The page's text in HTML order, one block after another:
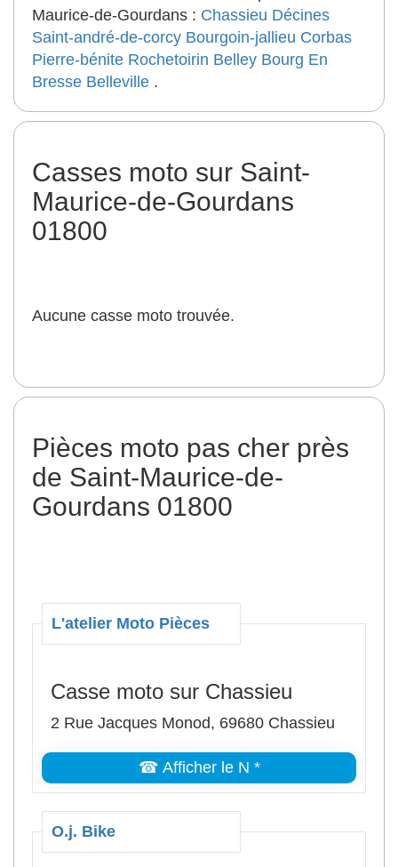
Maurice-de-Gourdans : Chassieu Décines
Saint-andré-de-corcy Bourgoin-jallieu Corbas
Pierre-bénite Rochetoirin Belley Bourg En
Bresse Belleville .
Casses moto sur Saint-
Maurice-de-Gourdans
01800
Aucune casse moto trouvée.
Pièces moto pas cher près
de Saint-Maurice-de-
Gourdans 01800
L'atelier Moto Pièces
Casse moto sur Chassieu
2 Rue Jacques Monod, 69680 Chassieu
☎ Afficher le N *
O.j. Bike